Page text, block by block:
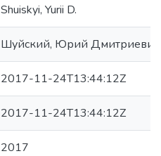
Shuiskyi, Yurii D.
Шуйский, Юрий Дмитриевич
2017-11-24T13:44:12Z
2017-11-24T13:44:12Z
2017